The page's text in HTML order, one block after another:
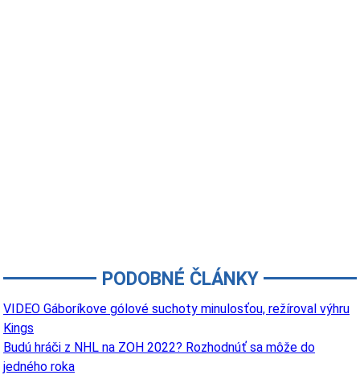
PODOBNÉ ČLÁNKY
VIDEO Gáboríkove gólové suchoty minulosťou, režíroval výhru
Kings
Budú hráči z NHL na ZOH 2022? Rozhodnúť sa môže do
jedného roka